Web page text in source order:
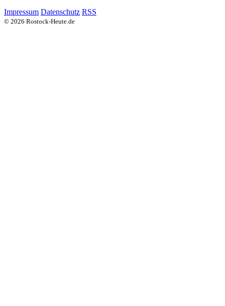
Impressum Datenschutz RSS
© 2026 Rostock-Heute.de